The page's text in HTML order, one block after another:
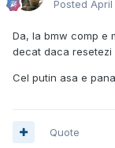
Posted
Da, la bmw comp e
decat daca resetezi
Cel putin asa e
Quote